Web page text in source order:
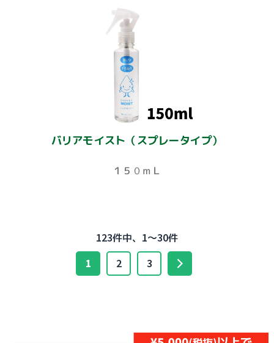
バリアモイスト（スプレータイプ）
１５０ｍＬ
123件中、1～30件
1
2 3